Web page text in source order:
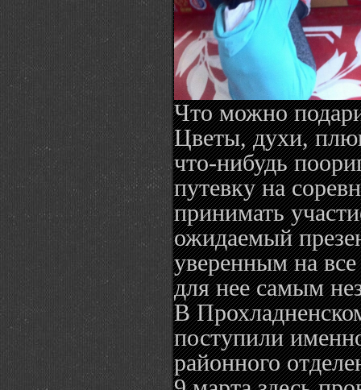
Что можно
Цветы, духи,
что-нибудь
путевку на
принимать
ожидаемый
уверенным на все
для нее самым
В
поступили
районного